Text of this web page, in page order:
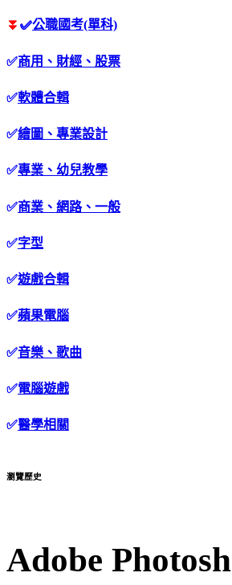
⏬ ✅公職國考(單科)
✅商用、財經、股票
✅軟體合輯
✅繪圖、專業設計
✅專業、幼兒教學
✅商業、網路、一般
✅字型
✅遊戲合輯
✅蘋果電腦
✅音樂、歌曲
✅電腦遊戲
✅醫學相關
瀏覽歷史
Adobe